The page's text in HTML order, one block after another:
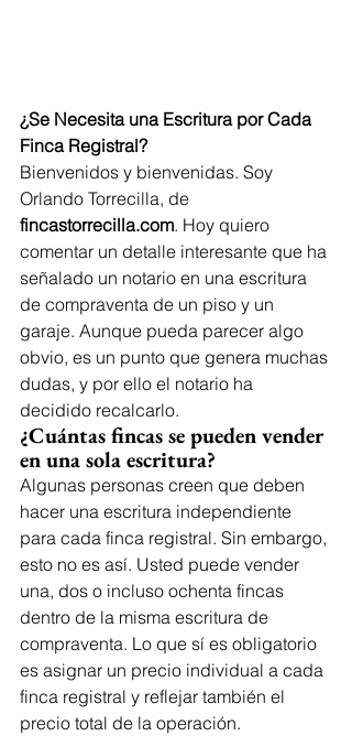
¿Se Necesita una Escritura por Cada
Finca Registral?
Bienvenidos y bienvenidas. Soy
Orlando Torrecilla, de
fincastorrecilla.com. Hoy quiero
comentar un detalle interesante que ha
señalado un notario en una escritura
de compraventa de un piso y un
garaje. Aunque pueda parecer algo
obvio, es un punto que genera muchas
dudas, y por ello el notario ha
decidido recalcarlo.
¿Cuántas fincas se pueden vender
en una sola escritura?
Algunas personas creen que deben
hacer una escritura independiente
para cada finca registral. Sin embargo,
esto no es así. Usted puede vender
una, dos o incluso ochenta fincas
dentro de la misma escritura de
compraventa. Lo que sí es obligatorio
es asignar un precio individual a cada
finca registral y reflejar también el
precio total de la operación.